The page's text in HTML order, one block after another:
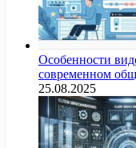
Особенности
современном
25.08.2025